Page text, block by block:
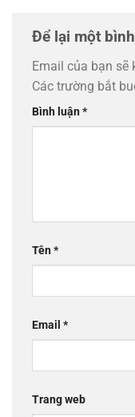
Để lại một
Email của bạn
Các trường bắt
Bình luận*
Tên*
Email *
Trang web